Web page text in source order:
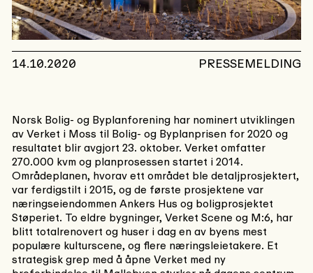
14.10.2020 PRESSEMELDING
Norsk Bolig- og Byplanforening har nominert utviklingen
av Verket i Moss til Bolig- og Byplanprisen for 2020 og
resultatet blir avgjort 23. oktober. Verket omfatter
270.000 kvm og planprosessen startet i 2014.
Områdeplanen, hvorav ett området ble detaljprosjektert,
var ferdigstilt i 2015, og de første prosjektene var
næringseiendommen Ankers Hus og boligprosjektet
Støperiet. To eldre bygninger, Verket Scene og M:6, har
blitt totalrenovert og huser i dag en av byens mest
populære kulturscene, og flere næringsleietakere. Et
strategisk grep med å åpne Verket med ny